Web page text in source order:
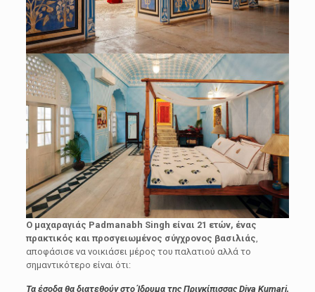
Ο μαχαραγιάς Padmanabh Singh είναι 21 ετών, ένας
πρακτικός και προσγειωμένος σύγχρονος βασιλιάς
αποφάσισε να νοικιάσει μέρος του παλατιού αλλά το
σημαντικότερο είναι ότι:
Τα έσοδα θα διατεθούν στο Ίδρυμα της Πριγκίπισσας Diya Kumari,